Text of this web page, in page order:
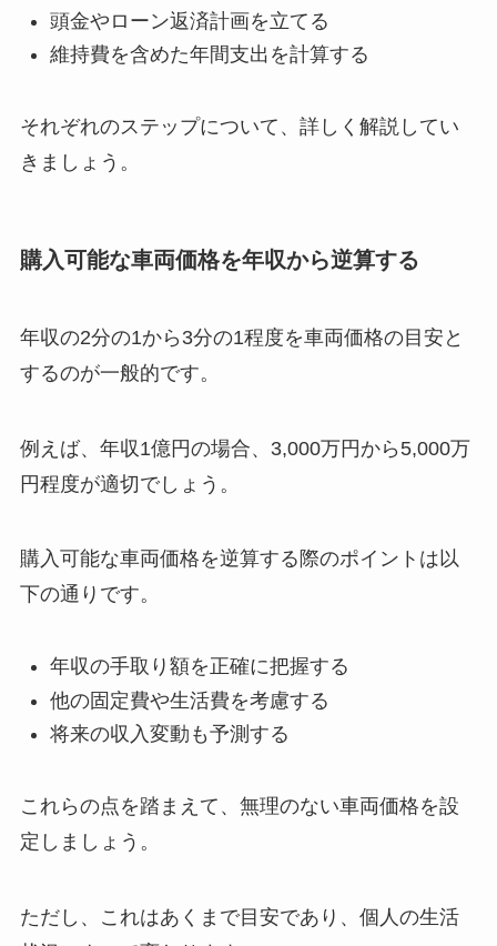
頭金やローン返済計画を立てる
維持費を含めた年間支出を計算する
それぞれのステップについて、詳しく解説してい
きましょう。
購入可能な車両価格を年収から逆算する
年収の2分の1から3分の1程度を車両価格の目安と
するのが一般的です。
例えば、年収1億円の場合、3,000万円から5,000万
円程度が適切でしょう。
購入可能な車両価格を逆算する際のポイントは以
下の通りです。
年収の手取り額を正確に把握する
他の固定費や生活費を考慮する
将来の収入変動も予測する
これらの点を踏まえて、無理のない車両価格を設
定しましょう。
ただし、これはあくまで目安であり、個人の生活